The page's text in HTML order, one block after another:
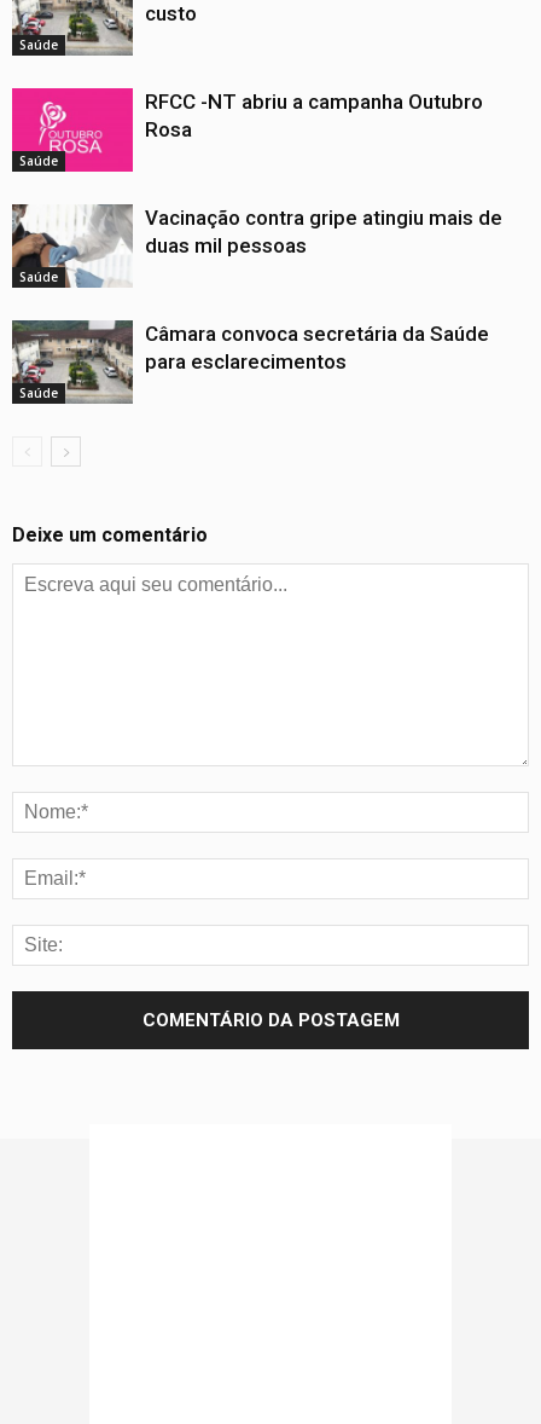
Saúde
custo
Saúde
RFCC -NT abriu a campanha Outubro
Rosa
Saúde
Vacinação contra gripe atingiu mais de
duas mil pessoas
Saúde
Câmara convoca secretária da Saúde
para esclarecimentos
Deixe um comentário